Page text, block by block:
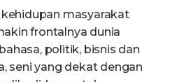
masyarakat
frontalnya dunia
politik, bisnis dan
seni yang dekat dengan